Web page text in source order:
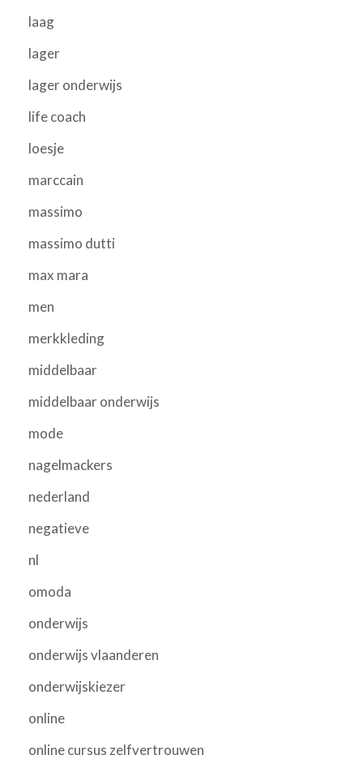
laag
lager
lager onderwijs
life coach
loesje
marccain
massimo
massimo dutti
max mara
men
merkkleding
middelbaar
middelbaar onderwijs
mode
nagelmackers
nederland
negatieve
nl
omoda
onderwijs
onderwijs vlaanderen
onderwijskiezer
online
online cursus zelfvertrouwen